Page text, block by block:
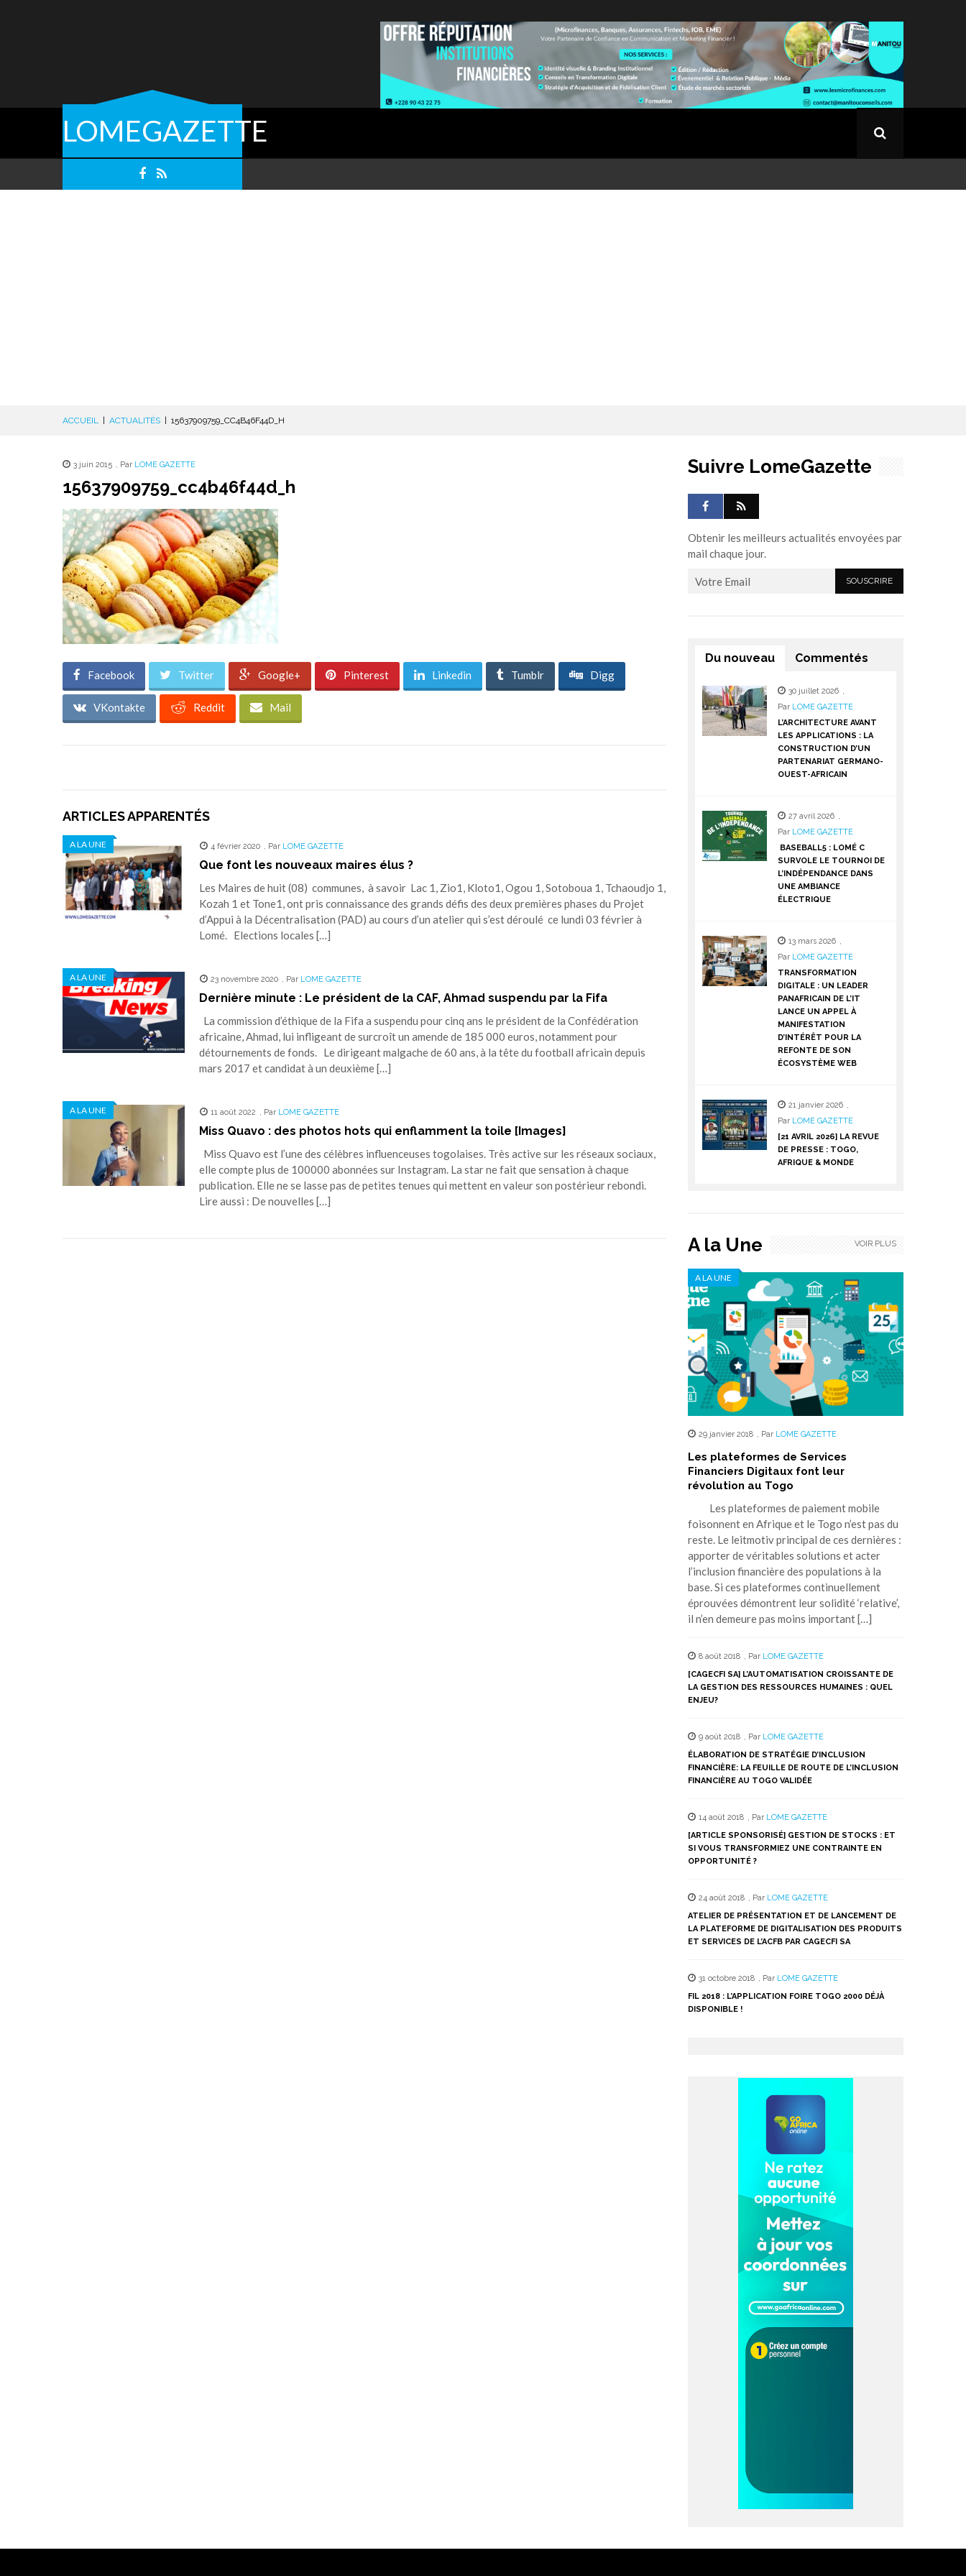
LOMEGAZETTE
ACCUEIL ACTUALITÉS 15637909759_CC4B46F44D_H
3 juin 2015 , Par LOME GAZETTE
15637909759_cc4b46f44d_h
Facebook Twitter Google+ Pinterest Linkedin Tumblr Digg
VKontakte Reddit Mail
ARTICLES APPARENTÉS
A LA UNE 4 février 2020 , Par LOME GAZETTE
Que font les nouveaux maires élus ?
Les Maires de huit (08) communes, à savoir Lac 1, Zio1, Kloto1, Ogou 1, Sotoboua 1, Tchaoudjo 1,
Kozah 1 et Tone1, ont pris connaissance des grands défis des deux premières phases du Projet
d’Appui à la Décentralisation (PAD) au cours d’un atelier qui s’est déroulé ce lundi 03 février à
Lomé. Elections locales […]
A LA UNE 23 novembre 2020 , Par LOME GAZETTE
Dernière minute : Le président de la CAF, Ahmad suspendu par la Fifa
La commission d’éthique de la Fifa a suspendu pour cinq ans le président de la Confédération
africaine, Ahmad, lui infligeant de surcroît un amende de 185 000 euros, notamment pour
détournements de fonds. Le dirigeant malgache de 60 ans, à la tête du football africain depuis
mars 2017 et candidat à un deuxième […]
A LA UNE 11 août 2022 , Par LOME GAZETTE
Miss Quavo : des photos hots qui enflamment la toile [Images]
Miss Quavo est l’une des célèbres influenceuses togolaises. Très active sur les réseaux sociaux,
elle compte plus de 100000 abonnées sur Instagram. La star ne fait que sensation à chaque
publication. Elle ne se lasse pas de petites tenues qui mettent en valeur son postérieur rebondi.
Lire aussi : De nouvelles […]
Suivre LomeGazette
Obtenir les meilleurs actualités envoyées par
mail chaque jour.
Du nouveau Commentés
30 juillet 2026 ,
Par LOME GAZETTE
L’ARCHITECTURE AVANT
LES APPLICATIONS : LA
CONSTRUCTION D’UN
PARTENARIAT GERMANO-
OUEST-AFRICAIN
27 avril 2026 ,
Par LOME GAZETTE
BASEBALL5 : LOMÉ C
SURVOLE LE TOURNOI DE
L’INDÉPENDANCE DANS
UNE AMBIANCE
ÉLECTRIQUE
13 mars 2026 ,
Par LOME GAZETTE
TRANSFORMATION
DIGITALE : UN LEADER
PANAFRICAIN DE L’IT
LANCE UN APPEL À
MANIFESTATION
D’INTÉRÊT POUR LA
REFONTE DE SON
ÉCOSYSTÈME WEB
21 janvier 2026 ,
Par LOME GAZETTE
[21 AVRIL 2026] LA REVUE
DE PRESSE : TOGO,
AFRIQUE & MONDE
A la Une
A LA UNE
29 janvier 2018 , Par LOME GAZETTE
Les plateformes de Services
Financiers Digitaux font leur
révolution au Togo
Les plateformes de paiement mobile
foisonnent en Afrique et le Togo n’est pas du
reste. Le leitmotiv principal de ces dernières :
apporter de véritables solutions et acter
l’inclusion financière des populations à la
base. Si ces plateformes continuellement
éprouvées démontrent leur solidité ‘relative’,
il n’en demeure pas moins important […]
8 août 2018 , Par LOME GAZETTE
[CAGECFI SA] L’AUTOMATISATION CROISSANTE DE
LA GESTION DES RESSOURCES HUMAINES : QUEL
ENJEU?
9 août 2018 , Par LOME GAZETTE
ÉLABORATION DE STRATÉGIE D’INCLUSION
FINANCIÈRE: LA FEUILLE DE ROUTE DE L’INCLUSION
FINANCIÈRE AU TOGO VALIDÉE
14 août 2018 , Par LOME GAZETTE
[ARTICLE SPONSORISÉ] GESTION DE STOCKS : ET
SI VOUS TRANSFORMIEZ UNE CONTRAINTE EN
OPPORTUNITÉ ?
24 août 2018 , Par LOME GAZETTE
ATELIER DE PRÉSENTATION ET DE LANCEMENT DE
LA PLATEFORME DE DIGITALISATION DES PRODUITS
ET SERVICES DE L’ACFB PAR CAGECFI SA
31 octobre 2018 , Par LOME GAZETTE
FIL 2018 : L’APPLICATION FOIRE TOGO 2000 DÉJÀ
DISPONIBLE !
VOIR PLUS